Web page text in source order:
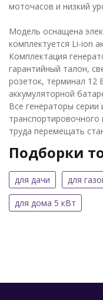
моточасов и низкий
Модель оснащена
комплектуется Li-ion
Комплектация
гарантийный талон,
розеток, терминал 12
аккумуляторной
Все генераторы
труда перемещать
Подборки
для дачи для
для дома 5 кВт